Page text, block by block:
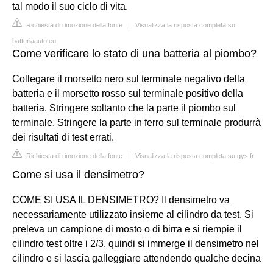
tal modo il suo ciclo di vita.
Richiesta di rimozione della fonte | Visualizza la risposta completa su
batteriaauto.eu
Come verificare lo stato di una batteria al piombo?
Collegare il morsetto nero sul terminale negativo della
batteria e il morsetto rosso sul terminale positivo della
batteria. Stringere soltanto che la parte il piombo sul
terminale. Stringere la parte in ferro sul terminale produrrà
dei risultati di test errati.
Richiesta di rimozione della fonte | Visualizza la risposta completa su gys.fr
Come si usa il densimetro?
COME SI USA IL DENSIMETRO? Il densimetro va
necessariamente utilizzato insieme al cilindro da test. Si
preleva un campione di mosto o di birra e si riempie il
cilindro test oltre i 2/3, quindi si immerge il densimetro nel
cilindro e si lascia galleggiare attendendo qualche decina